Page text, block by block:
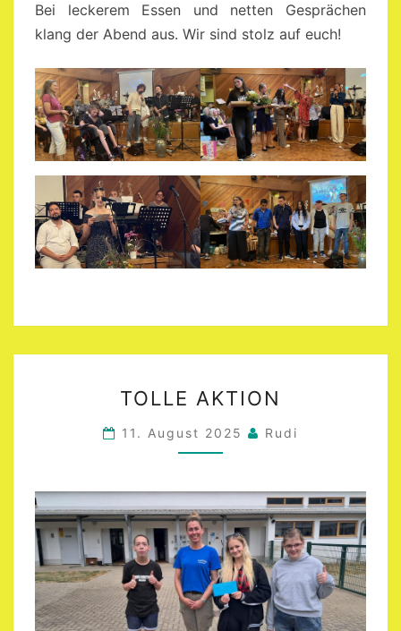
Bei leckerem Essen und netten Gesprächen
klang der Abend aus. Wir sind stolz auf euch!
AKTION
TOLLE AKTION
11. August 2025 Rudi